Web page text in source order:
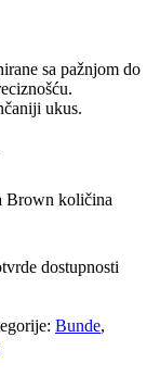
sa pažnjom do
ukus.
Brown količina
dostupnosti
Bunde,